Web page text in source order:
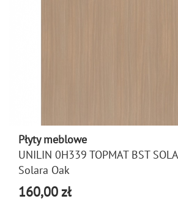
Płyty meblowe
UNILIN 0H339 TOPMAT BST
Solara Oak
160,00 zł